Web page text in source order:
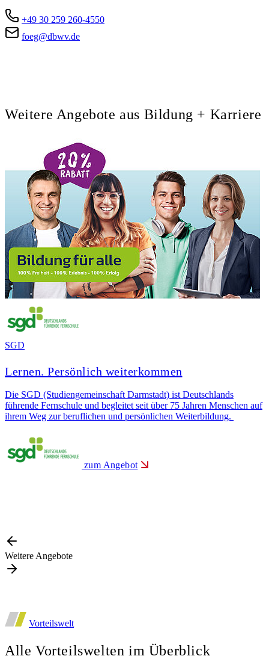
+49 30 259 260-4550
foeg@dbwv.de
Weitere Angebote aus Bildung + Karriere
SGD
Lernen. Persönlich weiterkommen
Die SGD (Studiengemeinschaft Darmstadt) ist Deutschlands
führende Fernschule und begleitet seit über 75 Jahren Menschen auf
ihrem Weg zur beruflichen und persönlichen Weiterbildung.
zum Angebot
Weitere Angebote
Vorteilswelt
Alle Vorteilswelten im Überblick